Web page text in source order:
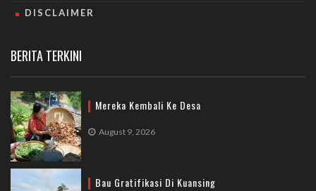
DISCLAIMER
BERITA TERKINI
Mereka Kembali Ke Desa
August 9, 2026
Bau Gratifikasi Di Kuansing